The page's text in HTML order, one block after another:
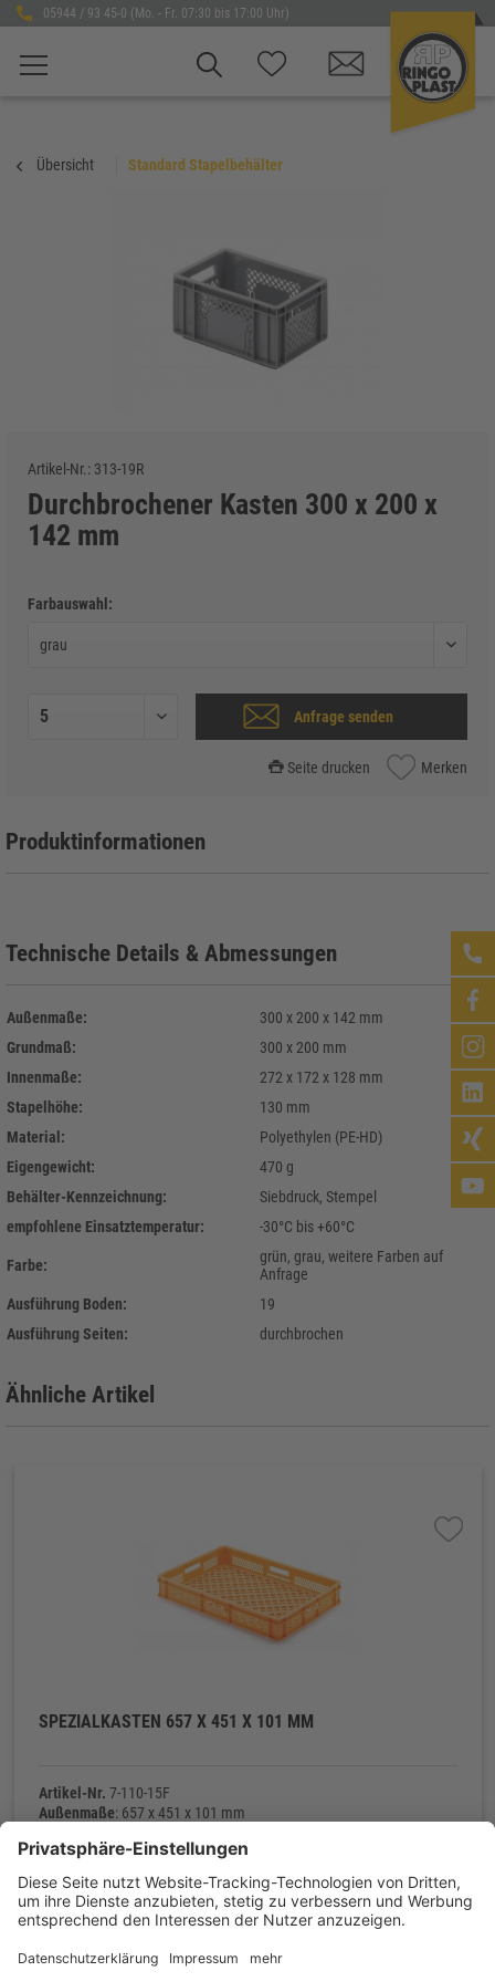
05944 / 93 45-0 (Mo. - Fr. 07:30 bis 17:00 Uhr)
Übersicht Standard Stapelbehälter
Artikel-Nr.: 313-19R
Durchbrochener Kasten 300 x 200 x
142 mm
Farbauswahl:
Anfrage senden
Seite drucken Merken
Produktinformationen
Technische Details & Abmessungen
Außenmaße:
300 x 200 x 142 mm
Grundmaß:
300 x 200 mm
Innenmaße:
272 x 172 x 128 mm
Stapelhöhe:
130 mm
Material:
Polyethylen (PE-HD)
Eigengewicht:
470 g
Behälter-Kennzeichnung:
Siebdruck, Stempel
empfohlene Einsatztemperatur:
-30°C bis +60°C
Farbe:
grün, grau, weitere Farben auf
Anfrage
Ausführung Boden:
19
Ausführung Seiten:
durchbrochen
Ähnliche Artikel
SPEZIALKASTEN 657 X 451 X 101 MM
Artikel-Nr. 7-110-15F
Außenmaße: 657 x 451 x 101 mm
Material: Polyethylen (PE-HD)
Eigengewicht
: 1.560 g